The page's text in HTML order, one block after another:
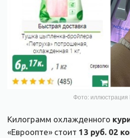
Фото: иллюстрация
Килограмм охлажденного
«Евроопте» стоит 13 руб. 02